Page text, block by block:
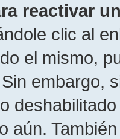
reactivar
clic al
el mismo,
embargo,
aún.